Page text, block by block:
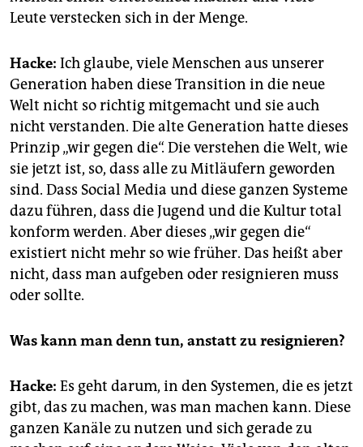
Leute verstecken sich in der Menge.
Hacke: Ich glaube, viele Menschen aus unserer
Generation haben diese Transition in die neue
Welt nicht so richtig mitgemacht und sie auch
nicht verstanden. Die alte Generation hatte dieses
Prinzip „wir gegen die“. Die verstehen die Welt, wie
sie jetzt ist, so, dass alle zu Mitläufern geworden
sind. Dass Social Media und diese ganzen Systeme
dazu führen, dass die Jugend und die Kultur total
konform werden. Aber dieses „wir gegen die“
existiert nicht mehr so wie früher. Das heißt aber
nicht, dass man aufgeben oder resignieren muss
oder sollte.
Was kann man denn tun, anstatt zu resignieren?
Hacke: Es geht darum, in den Systemen, die es jetzt
gibt, das zu machen, was man machen kann. Diese
ganzen Kanäle zu nutzen und sich gerade zu